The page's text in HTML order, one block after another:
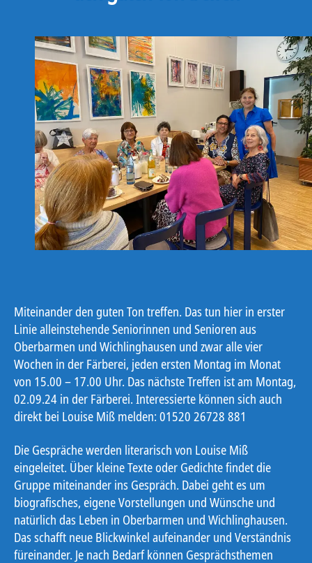
Miteinander den guten Ton treffen. Das tun hier in erster
Linie alleinstehende Seniorinnen und Senioren aus
Oberbarmen und Wichlinghausen und zwar alle vier
Wochen in der Färberei, jeden ersten Montag im Monat
von 15.00 – 17.00 Uhr. Das nächste Treffen ist am Montag,
02.09.24 in der Färberei. Interessierte können sich auch
direkt bei Louise Miß melden: 01520 26728 881
Die Gespräche werden literarisch von Louise Miß
eingeleitet. Über kleine Texte oder Gedichte findet die
Gruppe miteinander ins Gespräch. Dabei geht es um
biografisches, eigene Vorstellungen und Wünsche und
natürlich das Leben in Oberbarmen und Wichlinghausen.
Das schafft neue Blickwinkel aufeinander und Verständnis
füreinander. Je nach Bedarf können Gesprächsthemen